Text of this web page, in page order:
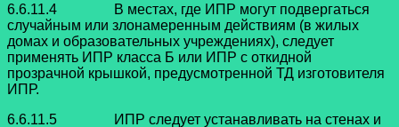
6.6.11.4 В местах, где ИПР могут подвергаться
случайным или злонамеренным действиям (в жилых
домах и образовательных учреждениях), следует
применять ИПР класса Б или ИПР с откидной
прозрачной крышкой, предусмотренной ТД изготовителя
ИПР.
6.6.11.5 ИПР следует устанавливать на стенах и